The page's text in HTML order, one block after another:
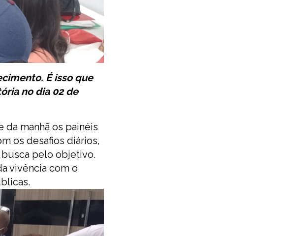
É isso que
no dia 02 de
manhã os painéis
os desafios diários,
pelo objetivo.
vivência com o